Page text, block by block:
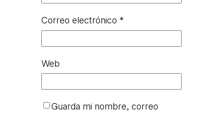
Correo electrónico *
Web
Guarda mi nombre, correo